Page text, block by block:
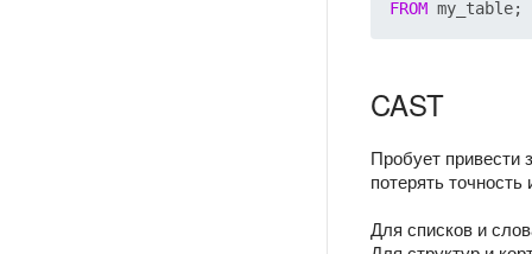
FROM
CAST
Пробует привести
потерять
Для списков и